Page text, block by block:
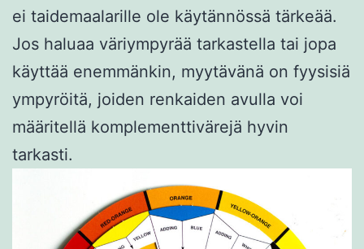
ei taidemaalarille ole käytännössä tärkeää.
Jos haluaa väriympyrää tarkastella tai jopa
käyttää enemmänkin, myytävänä on fyysisiä
ympyröitä, joiden renkaiden avulla voi
määritellä komplementtivärejä hyvin
tarkasti.